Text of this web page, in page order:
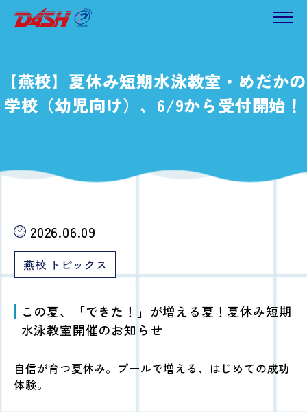
【燕校】夏休み短期水泳教室・めだかの
学校（幼児向け）、6/9から受付開始！
2026.06.09
燕校 トピックス
この夏、「できた！」が増える夏！夏休み短期
水泳教室開催のお知らせ
自信が育つ夏休み。プールで増える、はじめての成功
体験。